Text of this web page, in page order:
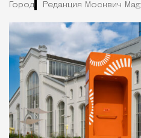
Город Редакция Москвич Mag